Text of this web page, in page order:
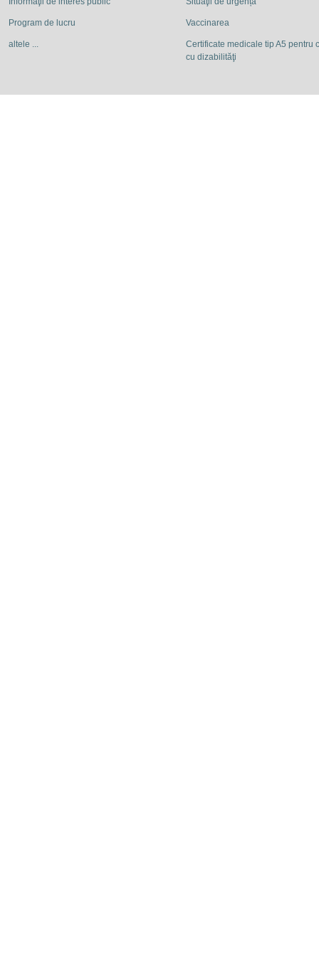
Program de lucru
altele ...
Vaccinarea
Certificate medicale tip A5 pentru
cu dizabilităţi